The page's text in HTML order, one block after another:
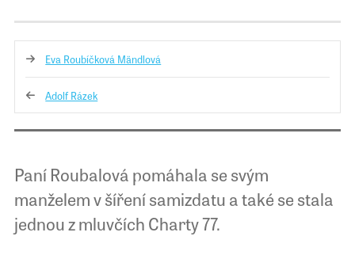
Eva Roubíčková Mändlová
Adolf Rázek
Paní Roubalová pomáhala se svým
manželem v šíření samizdatu a také se stala
jednou z mluvčích Charty 77.